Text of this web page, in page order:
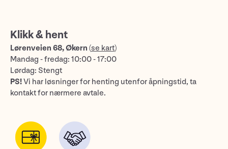
Klikk & hent
Lørenveien 68, Økern (se kart)
Mandag - fredag: 10:00 - 17:00
Lørdag: Stengt
PS!Vi har løsninger for henting utenfor åpningstid, ta
kontakt for nærmere avtale.